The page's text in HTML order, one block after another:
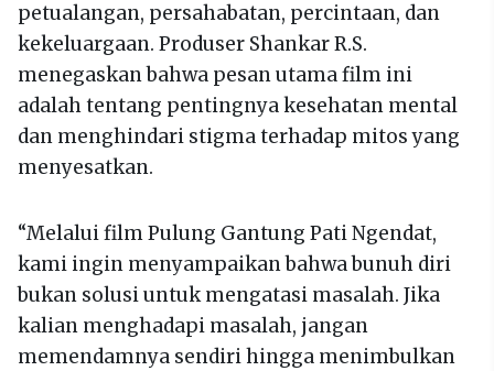
petualangan, persahabatan, percintaan, dan
kekeluargaan. Produser Shankar R.S.
menegaskan bahwa pesan utama film ini
adalah tentang pentingnya kesehatan mental
dan menghindari stigma terhadap mitos yang
menyesatkan.
“Melalui film Pulung Gantung Pati Ngendat,
kami ingin menyampaikan bahwa bunuh diri
bukan solusi untuk mengatasi masalah. Jika
kalian menghadapi masalah, jangan
memendamnya sendiri hingga menimbulkan